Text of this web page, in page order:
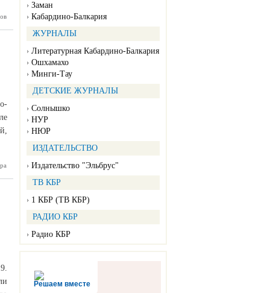
Заман
Кабардино-Балкария
ЖУРНАЛЫ
Литературная Кабардино-Балкария
Ошхамахо
Минги-Тау
ДЕТСКИЕ ЖУРНАЛЫ
Солнышко
НУР
НЮР
ИЗДАТЕЛЬСТВО
Издательство "Эльбрус"
ТВ КБР
1 КБР (ТВ КБР)
РАДИО КБР
Радио КБР
Решаем вместе